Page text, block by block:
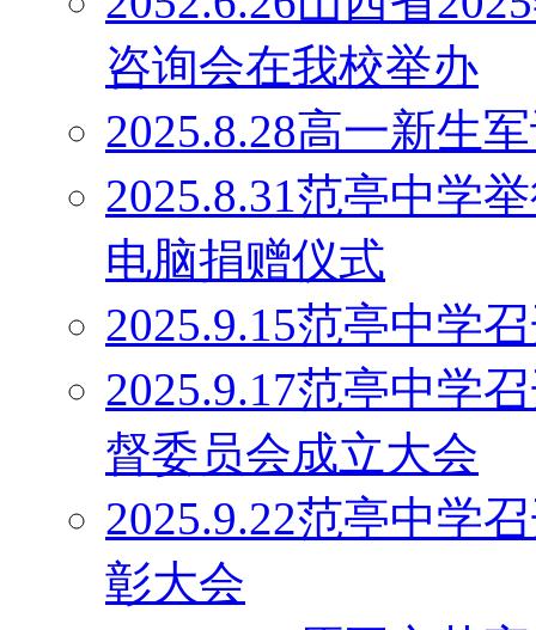
咨询会在我校举办
2025.8.28高一新生
2025.8.31范亭中学
电脑捐赠仪式
2025.9.15范亭中学
2025.9.17范亭中学
督委员会成立大会
2025.9.22范亭中学
彰大会